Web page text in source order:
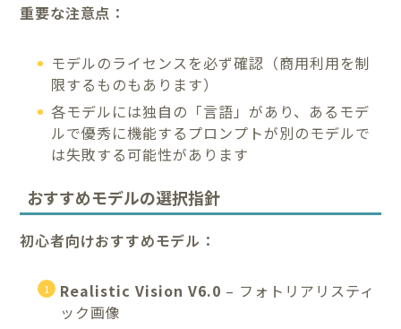
重要な注意点：
モデルのライセンスを必ず確認（商用利用を制
限するものもあります）
各モデルには独自の「言語」があり、あるモデ
ルで優秀に機能するプロンプトが別のモデルで
は失敗する可能性があります
おすすめモデルの選択指針
初心者向けおすすめモデル：
Realistic Vision V6.0 – フォトリアリスティ
ック画像